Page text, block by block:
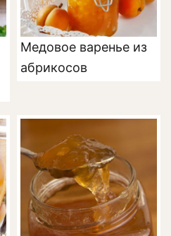
Медовое варенье из
абрикосов